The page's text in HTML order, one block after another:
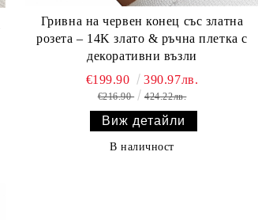
Гривна на червен конец със златна
розета – 14K злато & ръчна плетка с
декоративни възли
€199.90 390.97лв.
€216.90 424.22лв.
Виж детайли
В наличност